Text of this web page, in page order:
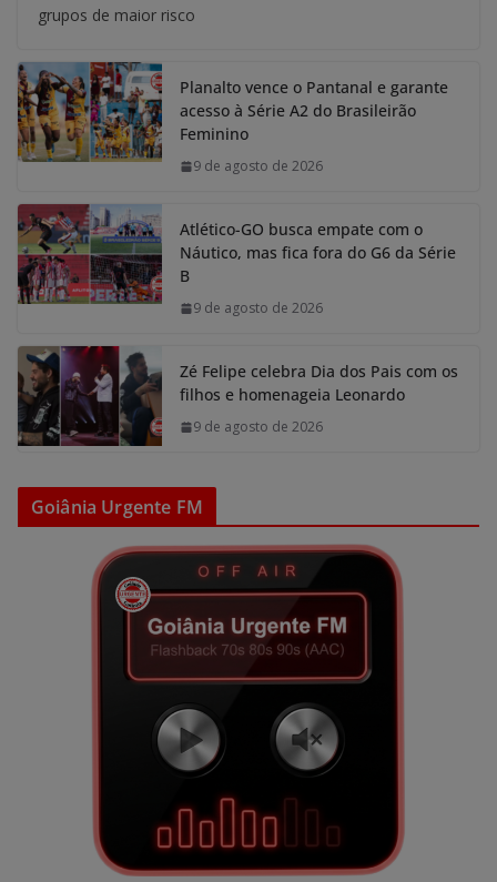
grupos de maior risco
Planalto vence o Pantanal e garante
acesso à Série A2 do Brasileirão
Feminino
9 de agosto de 2026
Atlético-GO busca empate com o
Náutico, mas fica fora do G6 da Série
B
9 de agosto de 2026
Zé Felipe celebra Dia dos Pais com os
filhos e homenageia Leonardo
9 de agosto de 2026
Goiânia Urgente FM